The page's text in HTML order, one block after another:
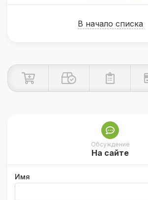
В начало списка
Обсуждение
На сайте
Имя